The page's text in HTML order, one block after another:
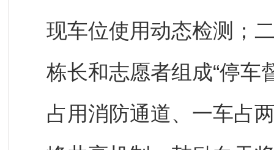
现车位使用动态检测；
栋长和志愿者组成“停车
占用消防通道、一车占